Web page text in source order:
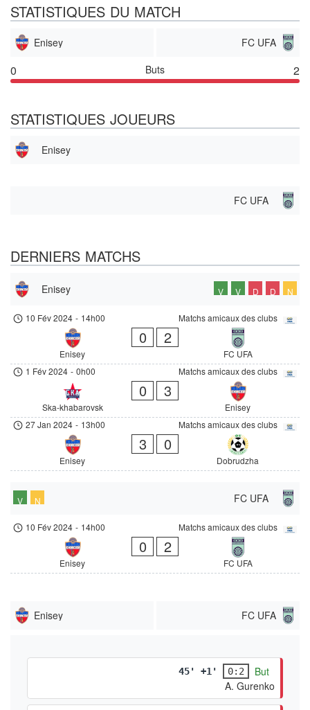
STATISTIQUES DU MATCH
Enisey FC UFA
0 Buts 2
STATISTIQUES JOUEURS
Enisey
FC UFA
DERNIERS MATCHS
Enisey V V D D N
Matchs amicaux des clubs
10 Fév 2024 - 14h00
Enisey
0 2
FC UFA
Matchs amicaux des clubs
1 Fév 2024 - 0h00
Ska-khabarovsk
0 3
Enisey
Matchs amicaux des clubs
27 Jan 2024 - 13h00
Enisey
3 0
Dobrudzha
FC UFA
V N
Matchs amicaux des clubs
10 Fév 2024 - 14h00
Enisey
0 2
FC UFA
Enisey FC UFA
45' +1' 0:2
But
A. Gurenko